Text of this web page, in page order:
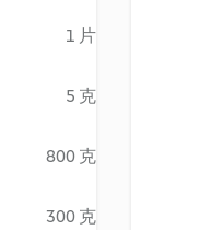
1 片
5 克
800 克
300 克